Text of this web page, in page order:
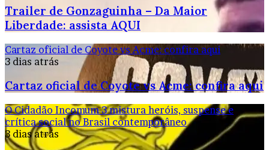
Trailer de Gonzaguinha – Da Maior
Liberdade: assista AQUI
Cartaz oficial de Coyote vs Acme: confira aqui
3 dias atrás
Cartaz oficial de Coyote vs Acme: confira aqui
O Cidadão Incomum 3 mistura heróis, suspense e
crítica social no Brasil contemporâneo
3 dias atrás